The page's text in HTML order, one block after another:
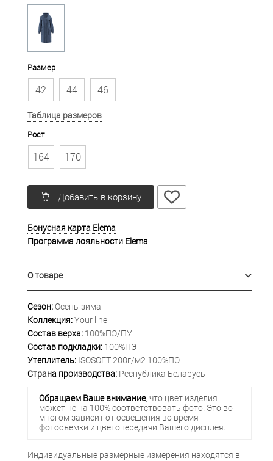
Размер
42 44 46
Таблица размеров
Рост
164 170
Добавить в корзину
Бонусная карта Elema
Программа лояльности Elema
О товаре
Сезон:Осень-зима
Коллекция:Your line
Состав верха: 100%ПЭ/ПУ
Состав подкладки: 100%ПЭ
Утеплитель: ISOSOFT 200г/м2 100%ПЭ
Страна производства: Республика Беларусь
Обращаем Ваше внимание, что цвет изделия
может не на 100% соответствовать фото. Это во
многом зависит от освещения во время
фотосъемки и цветопередачи Вашего дисплея.
Индивидуальные размерные измерения находятся в